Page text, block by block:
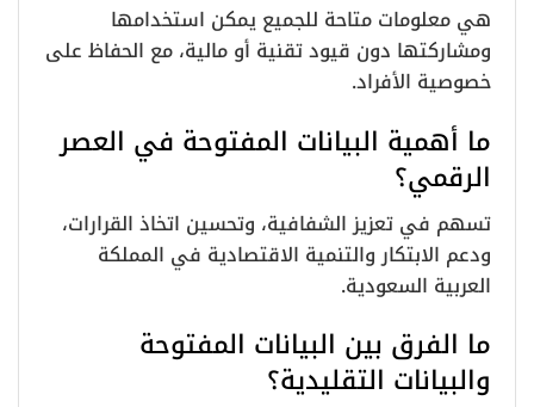
هي معلومات متاحة للجميع يمكن استخدامها
ومشاركتها دون قيود تقنية أو مالية، مع الحفاظ على
خصوصية الأفراد.
ما أهمية البيانات المفتوحة في العصر
الرقمي؟
تسهم في تعزيز الشفافية، وتحسين اتخاذ القرارات،
ودعم الابتكار والتنمية الاقتصادية في المملكة
العربية السعودية.
ما الفرق بين البيانات المفتوحة
والبيانات التقليدية؟